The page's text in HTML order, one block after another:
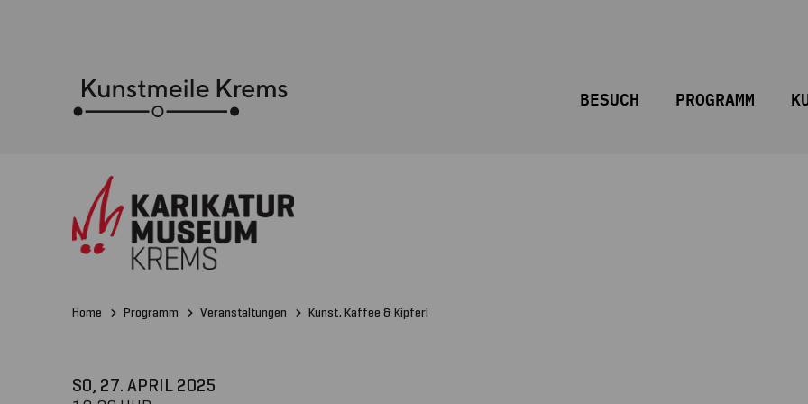
BESUCH PROGRAMM
Home Programm Veranstaltungen Kunst, Kaffee & Kipferl
SO, 27. APRIL 2025